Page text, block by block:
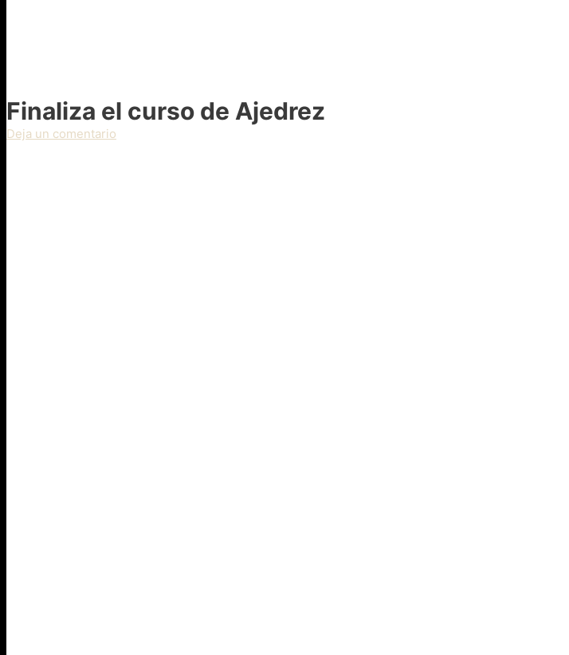
Finaliza el curso de Ajedrez
Deja un comentario